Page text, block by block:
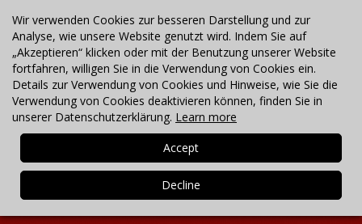
Wir verwenden Cookies zur besseren Darstellung und zur
Analyse, wie unsere Website genutzt wird. Indem Sie auf
„Akzeptieren“ klicken oder mit der Benutzung unserer Website
fortfahren, willigen Sie in die Verwendung von Cookies ein.
Details zur Verwendung von Cookies und Hinweise, wie Sie die
Verwendung von Cookies deaktivieren können, finden Sie in
unserer Datenschutzerklärung. Learn more
Kontakt Suchen +49 (0711) 3403 5840 Neuigkeiten/Blog
MENU
Neuigkeiten